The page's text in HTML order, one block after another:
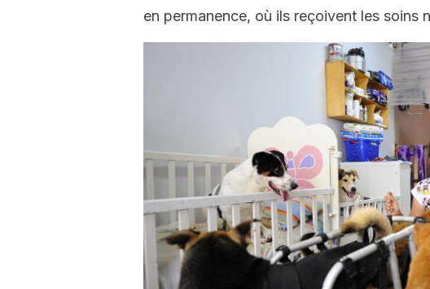
en permanence, où ils reçoivent les soins